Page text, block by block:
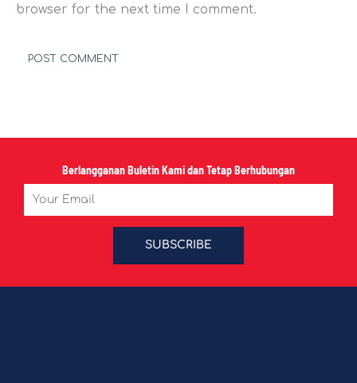
browser for the next time I comment.
Berlangganan Buletin Kami dan Tetap Berhubungan
Email
SUBSCRIBE